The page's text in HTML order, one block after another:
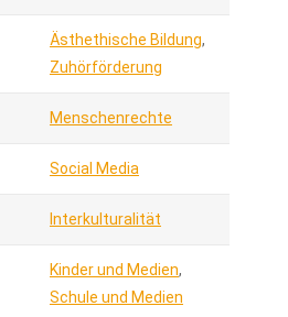
Ästhethische Bildung,
Zuhörförderung
Menschenrechte
Social Media
Interkulturalität
Kinder und Medien,
Schule und Medien